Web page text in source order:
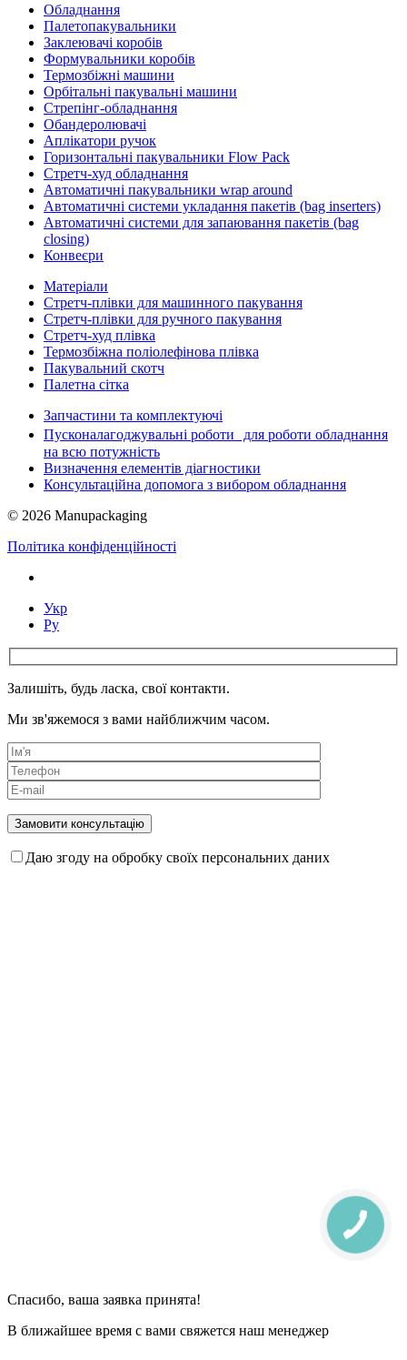
Обладнання
Палетопакувальники
Заклеювачі коробів
Формувальники коробів
Термозбіжні машини
Орбітальні пакувальні машини
Стрепінг-обладнання
Обандеролювачі
Аплікатори ручок
Горизонтальні пакувальники Flow Pack
Стретч-худ обладнання
Автоматичні пакувальники wrap around
Автоматичні системи укладання пакетів (bag inserters)
Автоматичні системи для запаювання пакетів (bag
closing)
Конвеєри
Матеріали
Стретч-плівки для машинного пакування
Стретч-плівки для ручного пакування
Стретч-худ плівка
Термозбіжна поліолефінова плівка
Пакувальний скотч
Палетна сітка
Запчастини та комплектуючі
Пусконалагоджувальні роботи для роботи обладнання
на всю потужність
Визначення елементів діагностики
Консультаційна допомога з вибором обладнання
© 2026 Manupackaging
Політика конфіденційності
Укр
Ру
Залишіть, будь ласка, свої контакти.
Ми зв'яжемося з вами найближчим часом.
Даю згоду на обробку своїх персональних даних
Спасибо, ваша заявка принята!
В ближайшее время с вами свяжется наш менеджер